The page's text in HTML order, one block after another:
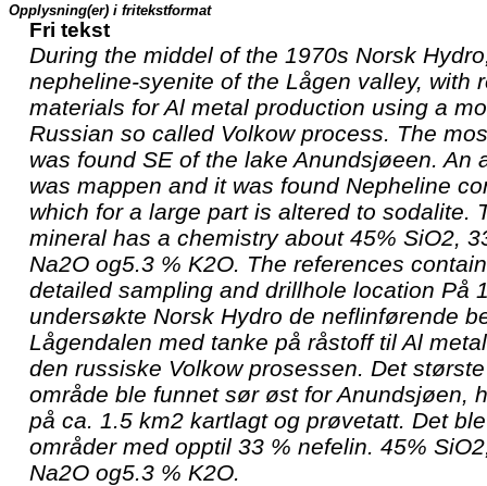
Opplysning(er) i fritekstformat
Fri tekst
During the middel of the 1970s Norsk
nepheline-syenite of the Lågen valley, with
materials for Al metal production using a
Russian so called Volkow process. The
was found SE of the lake Anundsjøeen. An
was mappen and it was found Nepheline
which for a large part is altered to sodalite.
mineral has a chemistry about 45% SiO2,
Na2O og5.3 % K2O. The references
detailed sampling and drillhole location På
undersøkte Norsk Hydro de neflinførende
Lågendalen med tanke på råstoff til Al
den russiske Volkow prosessen. Det
område ble funnet sør øst for Anundsjøen,
på ca. 1.5 km2 kartlagt og prøvetatt. Det
områder med opptil 33 % nefelin. 45%
Na2O og5.3 % K2O.